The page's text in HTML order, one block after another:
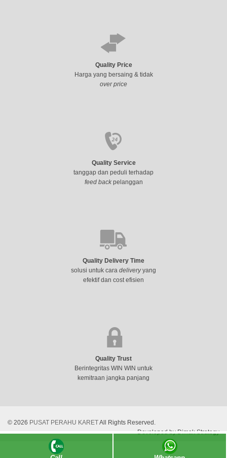
Quality Price
Harga yang bersaing & tidak
over price
Quality Service
tanggap dan peduli terhadap
feed backpelanggan
Quality Delivery Time
solusi untuk cara deliveryyang
efektif dan cost efisien
Quality Trust
Berintegritas WIN WIN untuk
kemitraan jangka panjang
© 2026 PUSAT PERAHU KARETAll Rights Reserved.
Developed by Dimak Strategy